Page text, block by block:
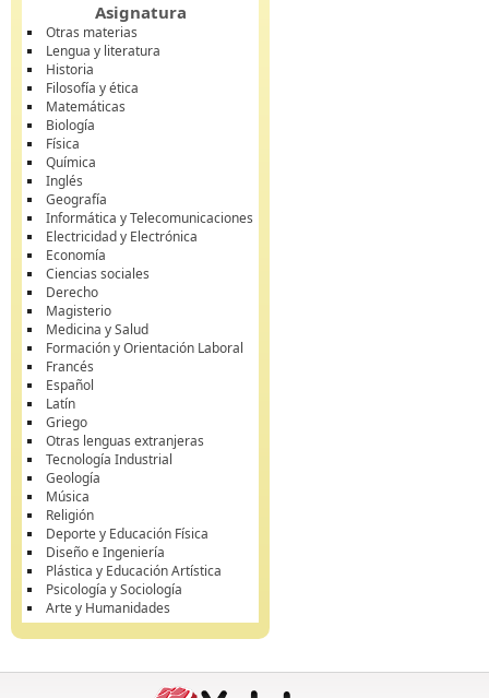
Asignatura
Otras materias
Lengua y literatura
Historia
Filosofía y ética
Matemáticas
Biología
Física
Química
Inglés
Geografía
Informática y Telecomunicaciones
Electricidad y Electrónica
Economía
Ciencias sociales
Derecho
Magisterio
Medicina y Salud
Formación y Orientación Laboral
Francés
Español
Latín
Griego
Otras lenguas extranjeras
Tecnología Industrial
Geología
Música
Religión
Deporte y Educación Física
Diseño e Ingeniería
Plástica y Educación Artística
Psicología y Sociología
Arte y Humanidades